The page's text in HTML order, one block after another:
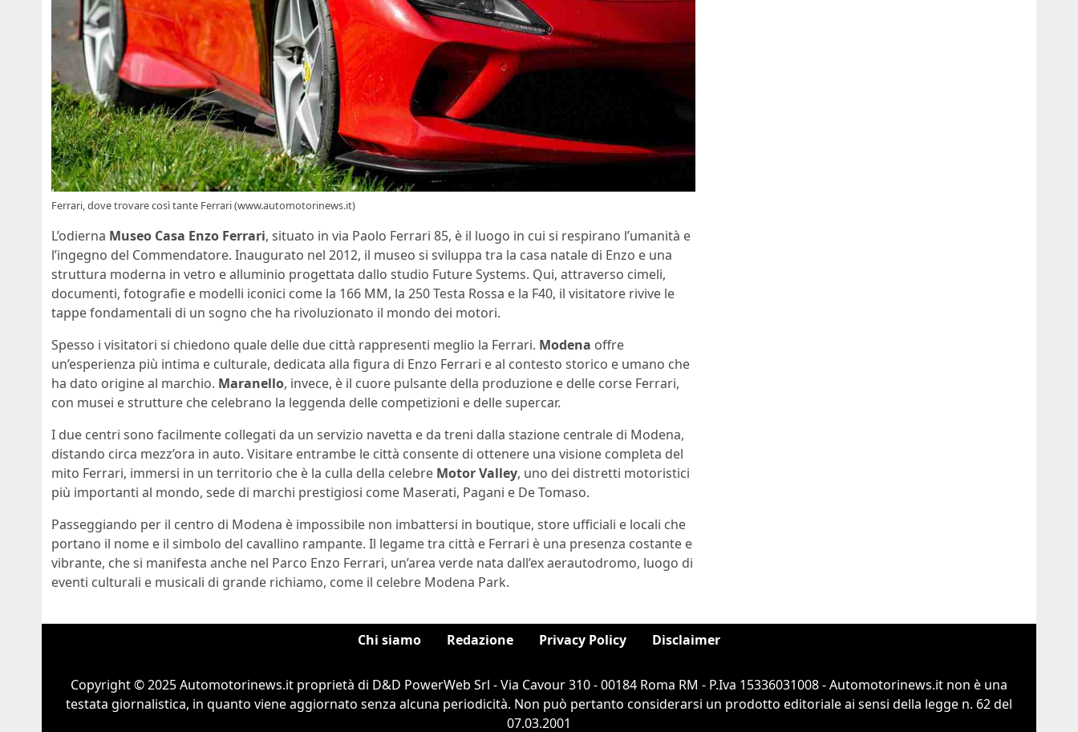
Ferrari, dove trovare così tante Ferrari (www.automotorinews.it)
L’odierna Museo Casa Enzo Ferrari, situato in via Paolo Ferrari 85, è il luogo in cui si respirano l’umanità e
l’ingegno del Commendatore. Inaugurato nel 2012, il museo si sviluppa tra la casa natale di Enzo e una
struttura moderna in vetro e alluminio progettata dallo studio Future Systems. Qui, attraverso cimeli,
documenti, fotografie e modelli iconici come la 166 MM, la 250 Testa Rossa e la F40, il visitatore rivive le
tappe fondamentali di un sogno che ha rivoluzionato il mondo dei motori.
Spesso i visitatori si chiedono quale delle due città rappresenti meglio la Ferrari. Modena offre
un’esperienza più intima e culturale, dedicata alla figura di Enzo Ferrari e al contesto storico e umano che
ha dato origine al marchio. Maranello, invece, è il cuore pulsante della produzione e delle corse Ferrari,
con musei e strutture che celebrano la leggenda delle competizioni e delle supercar.
I due centri sono facilmente collegati da un servizio navetta e da treni dalla stazione centrale di Modena,
distando circa mezz’ora in auto. Visitare entrambe le città consente di ottenere una visione completa del
mito Ferrari, immersi in un territorio che è la culla della celebre Motor Valley, uno dei distretti motoristici
più importanti al mondo, sede di marchi prestigiosi come Maserati, Pagani e De Tomaso.
Passeggiando per il centro di Modena è impossibile non imbattersi in boutique, store ufficiali e locali che
portano il nome e il simbolo del cavallino rampante. Il legame tra città e Ferrari è una presenza costante e
vibrante, che si manifesta anche nel Parco Enzo Ferrari, un’area verde nata dall’ex aerautodromo, luogo di
eventi culturali e musicali di grande richiamo, come il celebre Modena Park.
Chi siamo Redazione Privacy Policy Disclaimer
Copyright © 2025 Automotorinews.it proprietà di D&D PowerWeb Srl - Via Cavour 310 - 00184 Roma RM - P.Iva 15336031008 - Automotorinews.it non è una
testata giornalistica, in quanto viene aggiornato senza alcuna periodicità. Non può pertanto considerarsi un prodotto editoriale ai sensi della legge n. 62 del
07.03.2001